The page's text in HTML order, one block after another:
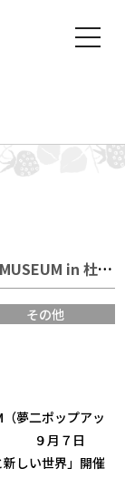
t
n
i
o
n
10月27日まで開催！「YUMEJI POP-UP MUSEUM in 杜の街グレース」
その他
夢二ポップアッ
９月７日
新しい世界」開催